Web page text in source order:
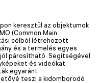
keresztül az objektumok
(Common Main
célból létrehozott
és a termelés egyes
párosítható. Segítségével
és videókat
egyaránt
teszi a kidomborodó